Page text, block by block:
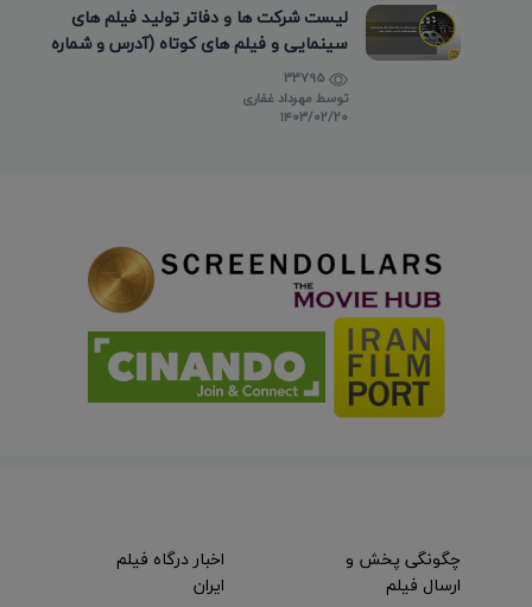
لیست شرکت ها و دفاتر تولید فیلم های
سینمایی و فیلم های کوتاه (آدرس و شماره
تماس)
توسط مهرداد غفاری
۱۴۰۳/۰۲/۲۰
چگونگی پخش و
ارسال فیلم
اخبار درگاه فیلم
ایران